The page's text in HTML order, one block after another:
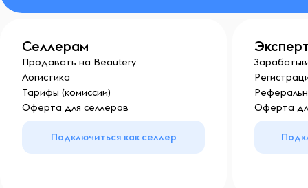
Селлерам
Продавать на Beautery
Логистика
Тарифы (комиссии)
Оферта для селлеров
Подключиться как селлер
Оферта